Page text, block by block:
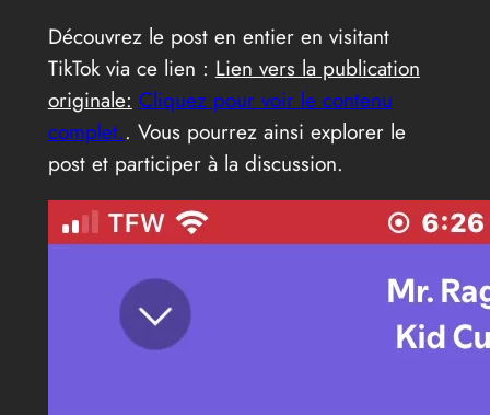
Découvrez le post en entier en visitant
TikTok via ce lien : Lien vers la publication
originale: Cliquez pour voir le contenu
complet.. Vous pourrez ainsi explorer le
post et participer à la discussion.